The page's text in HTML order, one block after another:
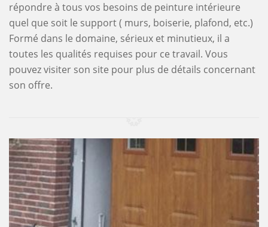
répondre à tous vos besoins de peinture intérieure
quel que soit le support ( murs, boiserie, plafond, etc.)
Formé dans le domaine, sérieux et minutieux, il a
toutes les qualités requises pour ce travail. Vous
pouvez visiter son site pour plus de détails concernant
son offre.